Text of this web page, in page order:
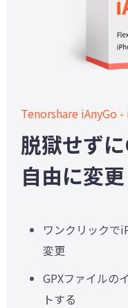
Tenorshare iAnyGo
脱獄せず
自由に変更
ワンクリックで
変更
GPXファイルの
トする